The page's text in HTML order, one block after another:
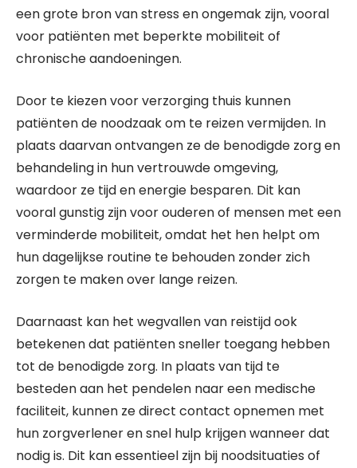
een grote bron van stress en ongemak zijn, vooral
voor patiënten met beperkte mobiliteit of
chronische aandoeningen.
Door te kiezen voor verzorging thuis kunnen
patiënten de noodzaak om te reizen vermijden. In
plaats daarvan ontvangen ze de benodigde zorg en
behandeling in hun vertrouwde omgeving,
waardoor ze tijd en energie besparen. Dit kan
vooral gunstig zijn voor ouderen of mensen met een
verminderde mobiliteit, omdat het hen helpt om
hun dagelijkse routine te behouden zonder zich
zorgen te maken over lange reizen.
Daarnaast kan het wegvallen van reistijd ook
betekenen dat patiënten sneller toegang hebben
tot de benodigde zorg. In plaats van tijd te
besteden aan het pendelen naar een medische
faciliteit, kunnen ze direct contact opnemen met
hun zorgverlener en snel hulp krijgen wanneer dat
nodig is. Dit kan essentieel zijn bij noodsituaties of